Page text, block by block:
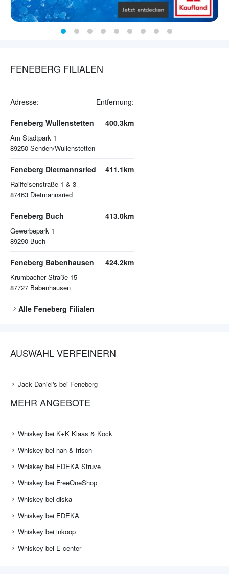
FENEBERG FILIALEN
Adresse: Entfernung:
Feneberg Wullenstetten
Am Stadtpark 1
89250 Senden/Wullenstetten
400.3km
Feneberg Dietmannsried
Raiffeisenstraße 1 & 3
87463 Dietmannsried
411.1km
Feneberg Buch
Gewerbepark 1
89290 Buch
413.0km
Feneberg Babenhausen
Krumbacher Straße 15
87727 Babenhausen
424.2km
Alle Feneberg Filialen
AUSWAHL VERFEINERN
Jack Daniel's bei Feneberg
MEHR ANGEBOTE
Whiskey bei K+K Klaas & Kock
Whiskey bei nah & frisch
Whiskey bei EDEKA Struve
Whiskey bei FreeOneShop
Whiskey bei diska
Whiskey bei EDEKA
Whiskey bei inkoop
Whiskey bei E center